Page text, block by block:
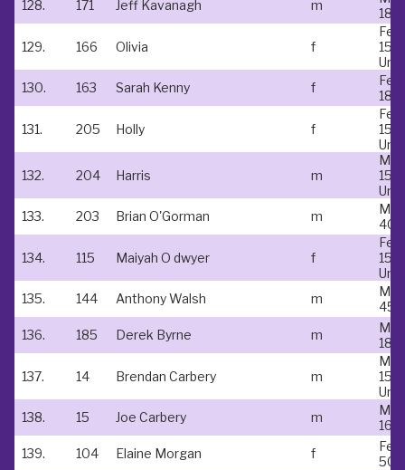
128. 171 Jeff Kavanagh m
18-
129. 166 Olivia f
15 &
130.
163 Sarah Kenny f
18-
131. 205 Holly f
15 &
132.
204 Harris m
15 &
133.
203 Brian O'Gorman m
40-
134. 115 Maiyah O dwyer f
15 &
135.
144 Anthony Walsh m
45-
136.
185 Derek Byrne m
18-
137. 14 Brendan Carbery m
15 &
138.
15 Joe Carbery m
16-
139.
104 Elaine Morgan f
50-